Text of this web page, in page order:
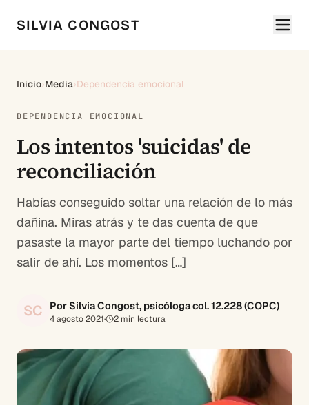
SILVIA CONGOST
Inicio›Media›Dependencia emocional
DEPENDENCIA EMOCIONAL
Los intentos 'suicidas' de
reconciliación
Habías conseguido soltar una relación de lo más
dañina. Miras atrás y te das cuenta de que
pasaste la mayor parte del tiempo luchando por
salir de ahí. Los momentos […]
SC Por Silvia Congost, psicóloga col. 12.228 (COPC)
4 agosto 2021· 2 min lectura